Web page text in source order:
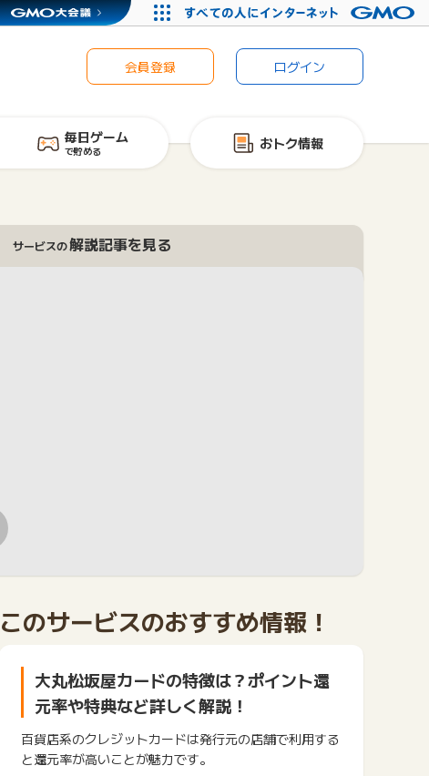
会員登録 ログイン
毎日ゲーム
で貯める おトク情報
サービスの解説記事を見る
このサービスのおすすめ情報！
大丸松坂屋カードの特徴は？ポイント還
元率や特典など詳しく解説！
百貨店系のクレジットカードは発行元の店舗で利用する
と還元率が高いことが魅力です。